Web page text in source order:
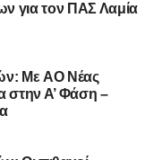
για τον ΠΑΣ Λαμία
Με AO Nέας
στην Α’ Φάση –